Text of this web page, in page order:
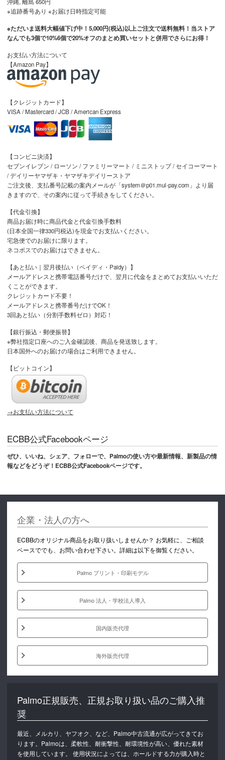
沖縄, 離島 650円
※追跡番号あり ※お届け日時指定可能
※ただいま送料大幅値下げ中！5,000円(税込)以上ご注文で送料無料！当ストア
なんでも3個で10%6個で20%オフのまとめ買いセットと併用でさらにお得！
お支払い方法について
【Amazon Pay】
【クレジットカード】
VISA / Mastercard / JCB / American Express
【コンビニ決済】
セブンイレブン / ローソン / ファミリーマート / ミニストップ / セイコーマート
/ デイリーヤマザキ・ヤマザキデイリーストア
ご注文後、支払番号記載の案内メールが「system＠p01.mul-pay.com」より届
きますので、その案内に従って手続きをしてください。
【代金引換】
商品お届け時に商品代金と代金引換手数料
(日本全国一律330円税込)を現金でお支払いください。
宅急便でのお届けに限ります。
ネコポスでのお届けはできません。
【あと払い｜翌月後払い（ペイディ・Paidy）】
メールアドレスと携帯電話番号だけで、翌月に代金をまとめてお支払いいただ
くことができます。
クレジットカード不要！
メールアドレスと携帯番号だけでOK！
3回あと払い（分割手数料ゼロ）対応！
【銀行振込・郵便振替】
※弊社指定口座へのご入金確認後、商品を発送致します。
日本国外へのお届けの場合はご利用できません。
【ビットコイン】
→お支払い方法について
ECBB公式Facebookページ
ぜひ、いいね、シェア、フォローで、Palmoの使い方や最新情報、新製品の情
報などをどうぞ！ECBB公式Facebookページです。
企業・法人の方へ
ECBBのオリジナル商品をお取り扱いしませんか？ お気軽に、ご相談
ベースででも、お問い合わせ下さい。詳細は以下を御覧ください。
Palmo プリント・印刷モデル
Palmo 法人・学校法人導入
国内販売代理
海外販売代理
Palmo正規販売、正規お取り扱い品のご購入推
奨
最近、メルカリ、ヤフオク、など、Palmo中古流通が広がってきてお
ります。Palmoは、柔軟性、耐衝撃性、耐環境性が高い、優れた素材
を使用しています。 使用状況によっては、ホールドする力が購入時と